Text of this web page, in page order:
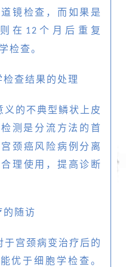
镜检查，而如果是
在 12 个月后重复
检查。
查结果的处理
义的不典型鳞状上皮
检测是分流方法的首
颈癌风险病例分离
理使用，提高诊断
的随访
于宫颈病变治疗后的
优于细胞学检查。